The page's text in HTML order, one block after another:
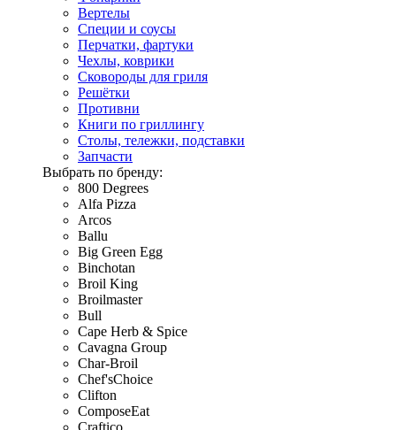
Вертелы
Специи и соусы
Перчатки, фартуки
Чехлы, коврики
Сковороды для гриля
Решётки
Противни
Книги по гриллингу
Столы, тележки, подставки
Запчасти
Выбрать по бренду:
800 Degrees
Alfa Pizza
Arcos
Ballu
Big Green Egg
Binchotan
Broil King
Broilmaster
Bull
Cape Herb & Spice
Cavagna Group
Char-Broil
Chef'sChoice
Clifton
ComposeEat
Craftico